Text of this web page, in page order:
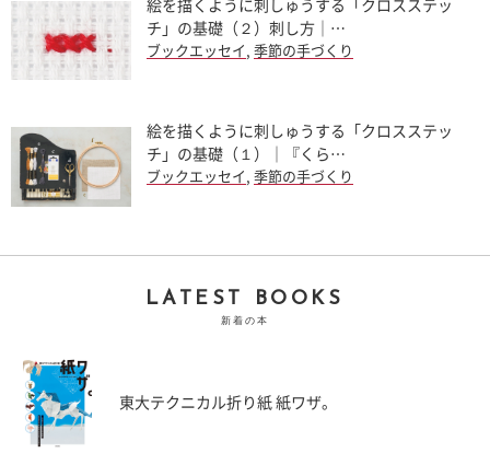
絵を描くように刺しゅうする「クロスステッ
チ」の基礎（２）刺し方｜…
ブックエッセイ 季節の手づくり
絵を描くように刺しゅうする「クロスステッ
チ」の基礎（１）｜『くら…
ブックエッセイ 季節の手づくり
LATEST BOOKS
新着の本
東大テクニカル折り紙 紙ワザ。